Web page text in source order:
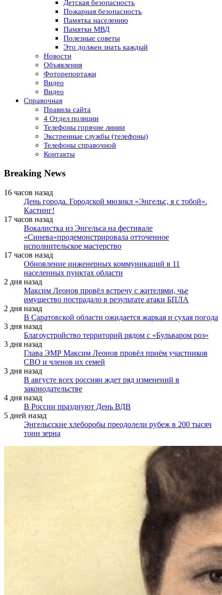
Детская безопасность
Пожарная безопасность
Памятка населению
Памятки МВД
Полезные советы
Это должен знать каждый
Новости
Объявления
Фоторепортажи
Видео
Видео
Справочная
Правила сайта
4 Отдел полиции
Телефоны горячие линии
Экстренные службы (телефоны)
Телефоны справочной
Контакты
Breaking News
16 часов назад
День города. Городской мюзикл «Энгельс, я с тобой».
Кастинг!
17 часов назад
Вокалистка из Энгельса на фестивале
«Синева»продемонстрировала отточенное
исполнительское мастерство
17 часов назад
Обновление инженерных коммуникаций в 11
населенных пунктах области
2 дня назад
Максим Леонов провёл встречу с жителями, чье
имущество пострадало в результате атаки БПЛА
2 дня назад
В Саратовской области ожидается жаркая и сухая погода
3 дня назад
Благоустройство территорий рядом с «Бульваром роз»
3 дня назад
Глава ЭМР Максим Леонов провёл приём участников
СВО и членов их семей
3 дня назад
В августе всех россиян ждет ряд изменений в
законодательстве
4 дня назад
В России празднуют День ВДВ
5 дней назад
Энгельсские хлеборобы преодолели рубеж в 200 тысяч
тонн зерна